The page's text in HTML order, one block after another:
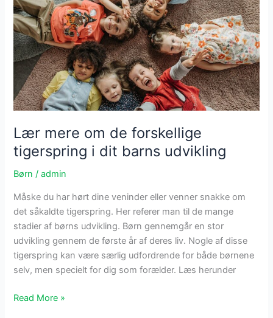
til
børn
på
10
Lær mere om de forskellige
tigerspring i dit barns udvikling
Børn /admin
Måske du har hørt dine veninder eller venner snakke om
det såkaldte tigerspring. Her referer man til de mange
stadier af børns udvikling. Børn gennemgår en stor
udvikling gennem de første år af deres liv. Nogle af disse
tigerspring kan være særlig udfordrende for både børnene
selv, men specielt for dig som forælder. Læs herunder
Lær
Read More »